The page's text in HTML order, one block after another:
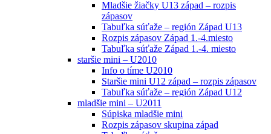
Mladšie žiačky U13 západ – rozpis
zápasov
Tabuľka súťaže – región Západ U13
Rozpis zápasov Západ 1.-4.miesto
Tabuľka súťaže Západ 1.-4. miesto
staršie mini – U2010
Info o tíme U2010
Staršie mini U12 západ – rozpis zápasov
Tabuľka súťaže – región Západ U12
mladšie mini – U2011
Súpiska mladšie mini
Rozpis zápasov skupina západ